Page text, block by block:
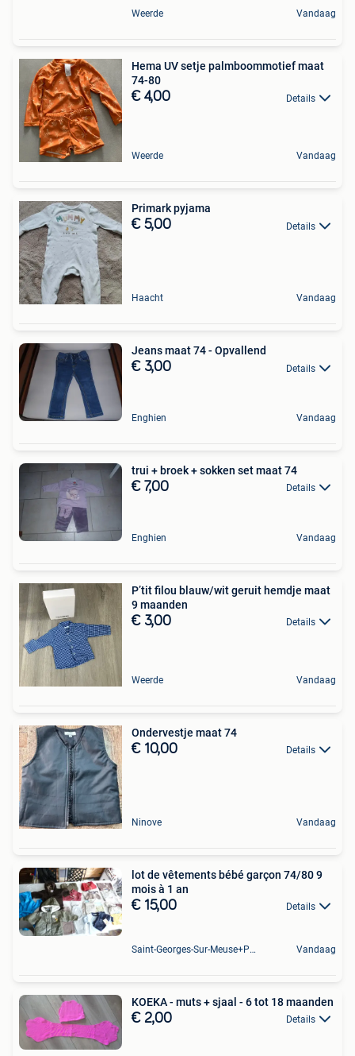
Weerde Vandaag
Hema UV setje palmboommotief maat
74-80
€ 4,00 Details
Weerde Vandaag
Primark pyjama
€ 5,00 Details
Haacht Vandaag
Jeans maat 74 - Opvallend
€ 3,00 Details
Enghien Vandaag
trui + broek + sokken set maat 74
€ 7,00 Details
Enghien Vandaag
P’tit filou blauw/wit geruit hemdje maat
9 maanden
€ 3,00 Details
Weerde Vandaag
Ondervestje maat 74
€ 10,00 Details
Ninove Vandaag
lot de vêtements bébé garçon 74/80 9
mois à 1 an
€ 15,00 Details
Saint-Georges-Sur-Meuse+Partie De Hermalle-Sous-Huy Vandaag
KOEKA - muts + sjaal - 6 tot 18 maanden
€ 2,00 Details